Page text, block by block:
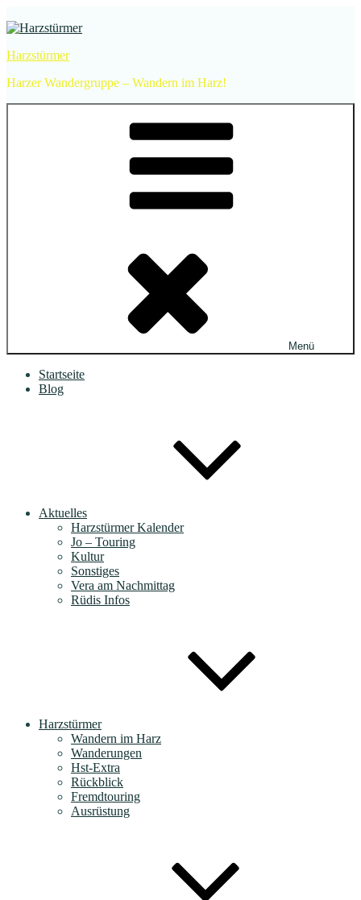
Inhalt
Harzstürmer
Harzer Wandergruppe – Wandern im Harz!
Menü
Startseite
Blog
Aktuelles
Harzstürmer Kalender
Jo – Touring
Kultur
Sonstiges
Vera am Nachmittag
Rüdis Infos
Harzstürmer
Wandern im Harz
Wanderungen
Hst-Extra
Rückblick
Fremdtouring
Ausrüstung